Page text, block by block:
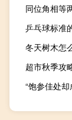
同位角相等
乒乓球标准
冬天树木怎
超市秋季攻
“饱参佳处